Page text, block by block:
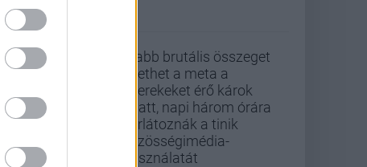
Újabb brutális összeget
fizethet a meta a
gyerekeket érő károk
miatt, napi három órára
korlátoznák a tinik
közösségimédia-
használatát